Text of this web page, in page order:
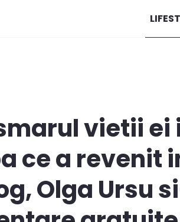
vietii ei
ce a revenit
Olga Ursu